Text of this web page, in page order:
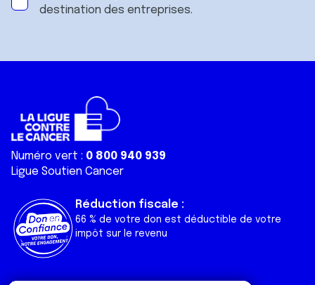
destination des entreprises.
Numéro vert : 0 800 940 939
Ligue Soutien Cancer
Réduction fiscale :
66 % de votre don est déductible de votre
impôt sur le revenu